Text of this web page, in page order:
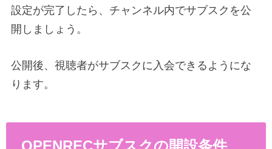
設定が完了したら、チャンネル内でサブスクを公
開しましょう。
公開後、視聴者がサブスクに入会できるようにな
ります。
OPENRECサブスクの開設条件